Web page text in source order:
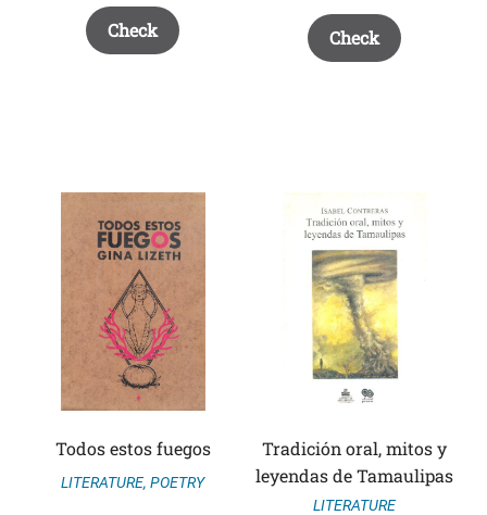
Check Check
Todos estos fuegos
LITERATURE, POETRY
Tradición oral, mitos y
leyendas de Tamaulipas
LITERATURE